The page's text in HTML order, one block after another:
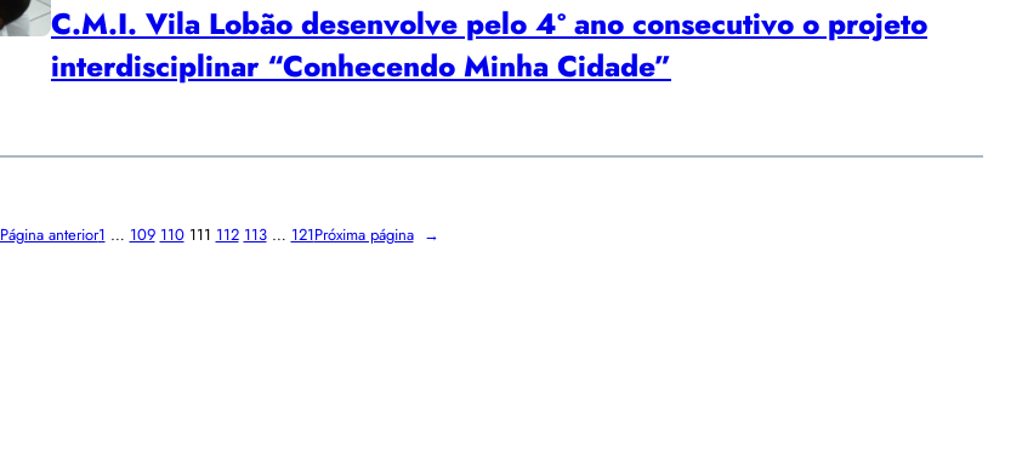
C.M.I. Vila Lobão desenvolve pelo 4º ano consecutivo o projeto
interdisciplinar “Conhecendo Minha Cidade”
Página anterior1 … 109 110 111 112 113 … 121Próxima página →